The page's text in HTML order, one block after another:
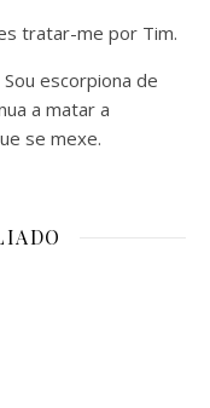
tratar-me por Tim.
escorpiona de
a matar a
se mexe.